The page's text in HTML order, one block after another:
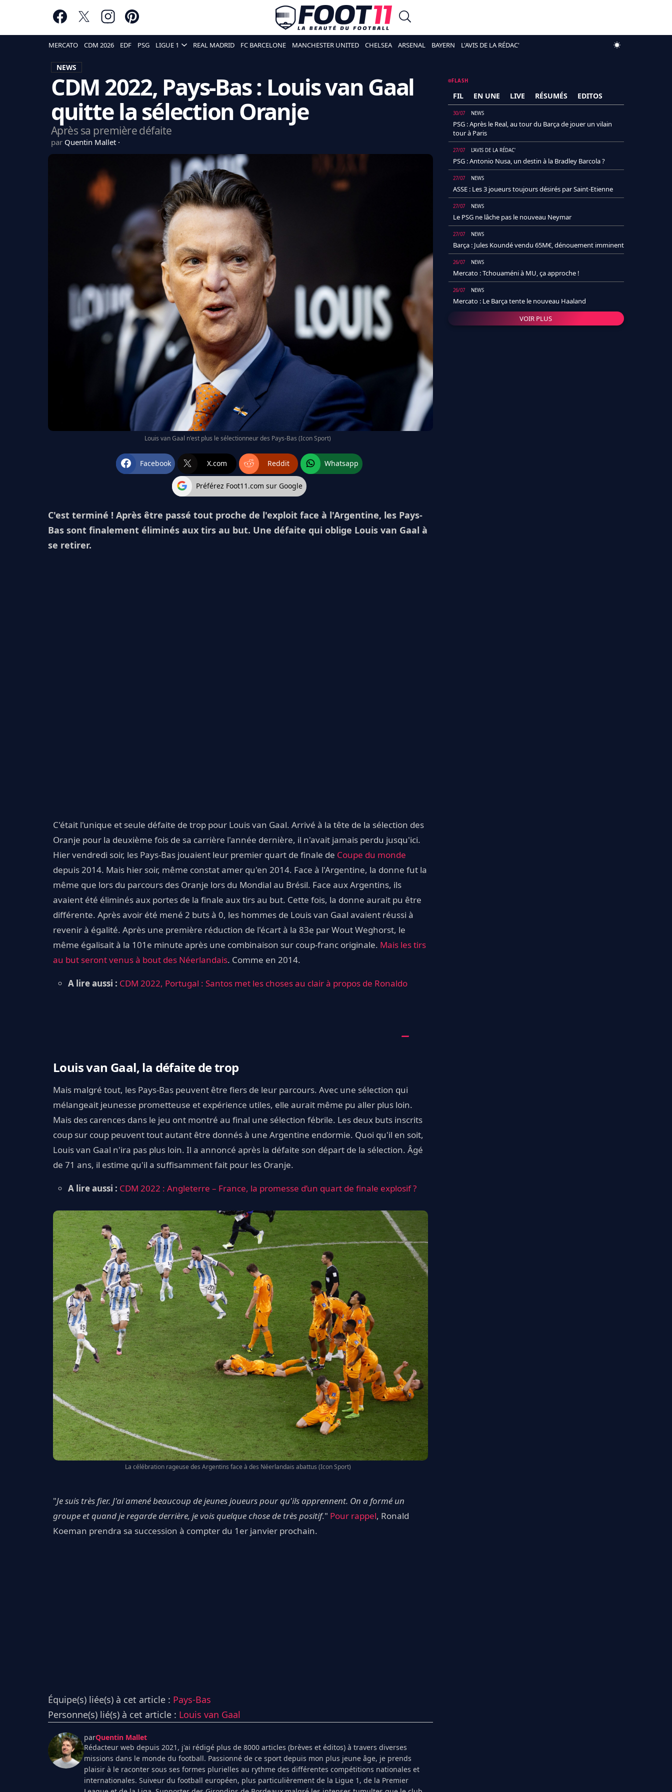
MERCATO CDM 2026 EDF PSG LIGUE 1 REAL MADRID FC BARCELONE MANCHESTER UNITED CHELSEA ARSENAL BAYERN L'AVIS DE LA RÉDAC'
NEWS
CDM 2022, Pays-Bas : Louis van Gaal
quitte la sélection Oranje
Après sa première défaite
par Quentin Mallet
Louis van Gaal n'est plus le sélectionneur des Pays-Bas (Icon Sport)
Facebook X.com Reddit Whatsapp
Préférez Foot11.com sur Google
C'est terminé ! Après être passé tout proche de l'exploit face à l'Argentine, les Pays-
Bas sont finalement éliminés aux tirs au but. Une défaite qui oblige Louis van Gaal à
se retirer.
C'était l'unique et seule défaite de trop pour Louis van Gaal. Arrivé à la tête de la sélection des
Oranje pour la deuxième fois de sa carrière l'année dernière, il n'avait jamais perdu jusqu'ici.
Hier vendredi soir, les Pays-Bas jouaient leur premier quart de finale de Coupe du monde
depuis 2014. Mais hier soir, même constat amer qu'en 2014. Face à l'Argentine, la donne fut la
même que lors du parcours des Oranje lors du Mondial au Brésil. Face aux Argentins, ils
avaient été éliminés aux portes de la finale aux tirs au but. Cette fois, la donne aurait pu être
différente. Après avoir été mené 2 buts à 0, les hommes de Louis van Gaal avaient réussi à
revenir à égalité. Après une première réduction de l'écart à la 83e par Wout Weghorst, le
même égalisait à la 101e minute après une combinaison sur coup-franc originale. Mais les tirs
au but seront venus à bout des Néerlandais. Comme en 2014.
A lire aussi : CDM 2022, Portugal : Santos met les choses au clair à propos de Ronaldo
Louis van Gaal, la défaite de trop
Mais malgré tout, les Pays-Bas peuvent être fiers de leur parcours. Avec une sélection qui
mélangeait jeunesse prometteuse et expérience utiles, elle aurait même pu aller plus loin.
Mais des carences dans le jeu ont montré au final une sélection fébrile. Les deux buts inscrits
coup sur coup peuvent tout autant être donnés à une Argentine endormie. Quoi qu'il en soit,
Louis van Gaal n'ira pas plus loin. Il a annoncé après la défaite son départ de la sélection. Âgé
de 71 ans, il estime qu'il a suffisamment fait pour les Oranje.
A lire aussi : CDM 2022 : Angleterre – France, la promesse d’un quart de finale explosif ?
La célébration rageuse des Argentins face à des Néerlandais abattus (Icon Sport)
"Je suis très fier. J'ai amené beaucoup de jeunes joueurs pour qu'ils apprennent. On a formé un
groupe et quand je regarde derrière, je vois quelque chose de très positif." Pour rappel, Ronald
Koeman prendra sa succession à compter du 1er janvier prochain.
Équipe(s) liée(s) à cet article : Pays-Bas
Personne(s) lié(s) à cet article : Louis van Gaal
parQuentin Mallet
Rédacteur web depuis 2021, j'ai rédigé plus de 8000 articles (brèves et éditos) à travers diverses
missions dans le monde du football. Passionné de ce sport depuis mon plus jeune âge, je prends
plaisir à le raconter sous ses formes plurielles au rythme des différentes compétitions nationales et
internationales. Suiveur du football européen, plus particulièrement de la Ligue 1, de la Premier
FLASH
FIL EN UNE LIVE RÉSUMÉS EDITOS
30/07 NEWS
PSG : Après le Real, au tour du Barça de jouer un vilain
tour à Paris
27/07 L'AVIS DE LA RÉDAC'
PSG : Antonio Nusa, un destin à la Bradley Barcola ?
27/07 NEWS
ASSE : Les 3 joueurs toujours désirés par Saint-Etienne
27/07 NEWS
Le PSG ne lâche pas le nouveau Neymar
27/07 NEWS
Barça : Jules Koundé vendu 65M€, dénouement imminent
26/07 NEWS
Mercato : Tchouaméni à MU, ça approche !
26/07 NEWS
Mercato : Le Barça tente le nouveau Haaland
VOIR PLUS